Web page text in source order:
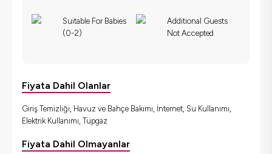
Suitable For Babies
(0-2)
Additional Guests
Not Accepted
Fiyata Dahil Olanlar
Giriş Temizliği, Havuz ve Bahçe Bakımı, İnternet, Su Kullanımı,
Elektrik Kullanımı, Tüpgaz
Fiyata Dahil Olmayanlar